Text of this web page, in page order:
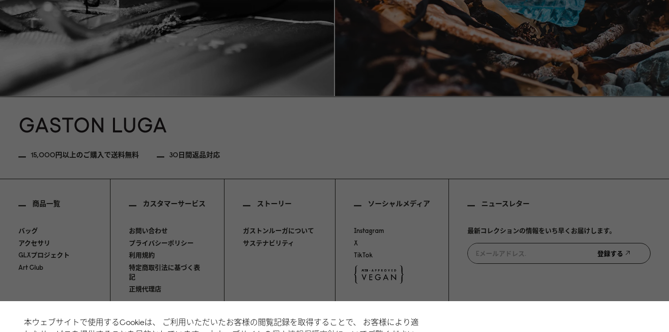
15,000円以上のご購入で送料無料 30日間返品対応
商品一覧
バッグ
アクセサリ
GLXプロジェクト
Art Club
カスタマーサービス
お問い合わせ
プライバシーポリシー
利用規約
特定商取引法に基づく表
記
正規代理店
ストーリー
ガストンルーガについて
サステナビリティ
ソーシャルメディア
Instagram
X
TikTok
ニュースレター
最新コレクションの情報をいち早くお届けします。
登録する
本ウェブサイトで使用するCookieは、 ご利用いただいたお客様の閲覧記録を取得することで、 お客様により適